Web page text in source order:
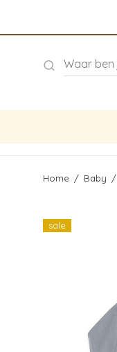
Home / Baby /
sale